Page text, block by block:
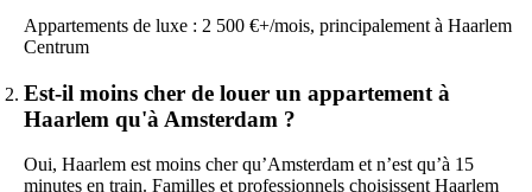
Appartements de luxe : 2 500 €+/mois, principalement à Haarlem
Centrum
Est-il moins cher de louer un appartement à
Haarlem qu'à Amsterdam ?
Oui, Haarlem est moins cher qu’Amsterdam et n’est qu’à 15
minutes en train. Familles et professionnels choisissent Haarlem